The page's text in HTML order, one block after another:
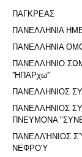
ΠΑΓΚΡΕΑΣ
ΠΑΝΕΛΛΗΝΙΑ
ΠΑΝΕΛΛΗΝΙΑ
ΠΑΝΕΛΛΗΝΙΟ
''ΗΠΑΡχω''
ΠΑΝΕΛΛΗΝΙΟΣ
ΠΑΝΕΛΛΗΝΙΟΣ
ΠΝΕΥΜΟΝΑ
ΠΑΝΕΛΛΉΝΙΟΣ
ΝΕΦΡΟΎ